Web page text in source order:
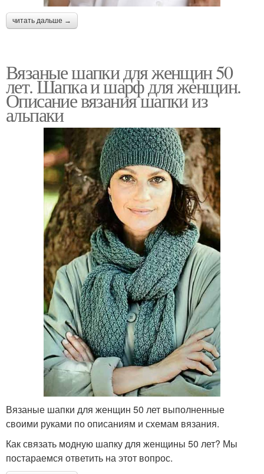
читать дальше →
Вязаные шапки для женщин 50
лет. Шапка и шарф для женщин.
Описание вязания шапки из
альпаки
Вязаные шапки для женщин 50 лет выполненные
своими руками по описаниям и схемам вязания.
Как связать модную шапку для женщины 50 лет? Мы
постараемся ответить на этот вопрос.